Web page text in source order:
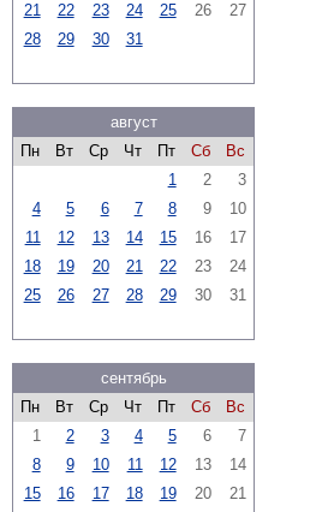
21
22 23 24 25 26
27
28
29 30 31
август
Пн
Вт Ср Чт Пт Сб
Вс
1
2
3
4
5 6 7 8 9
10
11
12 13 14 15 16
17
18
19 20 21 22 23
24
25
26 27 28 29 30 31
сентябрь
Пн
Вт Ср Чт Пт Сб
Вс
1
2 3 4 5 6
7
8
9 10 11 12 13
14
15
16 17 18 19 20
21